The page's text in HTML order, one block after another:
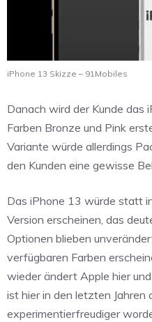
iPhone 13 Skizze – 91Mobiles
Danach wird der Kunde das
Farben Bronze und Pink
Variante würde allerdings
den Kunden eine gewisse
Das iPhone 13 würde statt
Version erscheinen, das
Optionen blieben
verfügbaren Farben
wieder ändert Apple hier
ist hier in den letzten Jahren
experimentierfreudiger